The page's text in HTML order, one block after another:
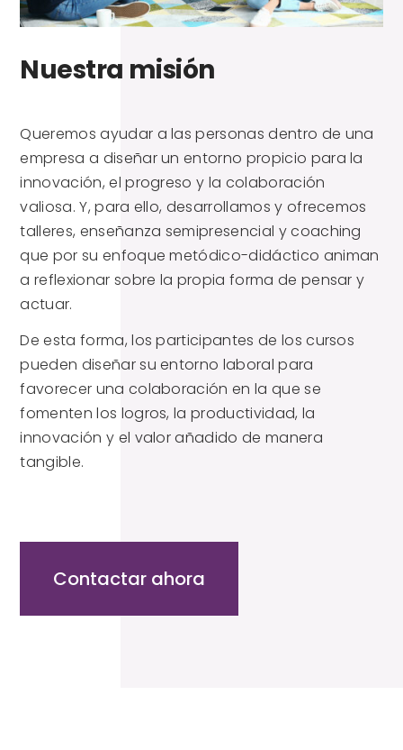
Nuestra misión
Queremos ayudar a las personas dentro de una
empresa a diseñar un entorno propicio para la
innovación, el progreso y la colaboración
valiosa. Y, para ello, desarrollamos y ofrecemos
talleres, enseñanza semipresencial y coaching
que por su enfoque metódico-didáctico animan
a reflexionar sobre la propia forma de pensar y
actuar.
De esta forma, los participantes de los cursos
pueden diseñar su entorno laboral para
favorecer una colaboración en la que se
fomenten los logros, la productividad, la
innovación y el valor añadido de manera
tangible.
Contactar ahora